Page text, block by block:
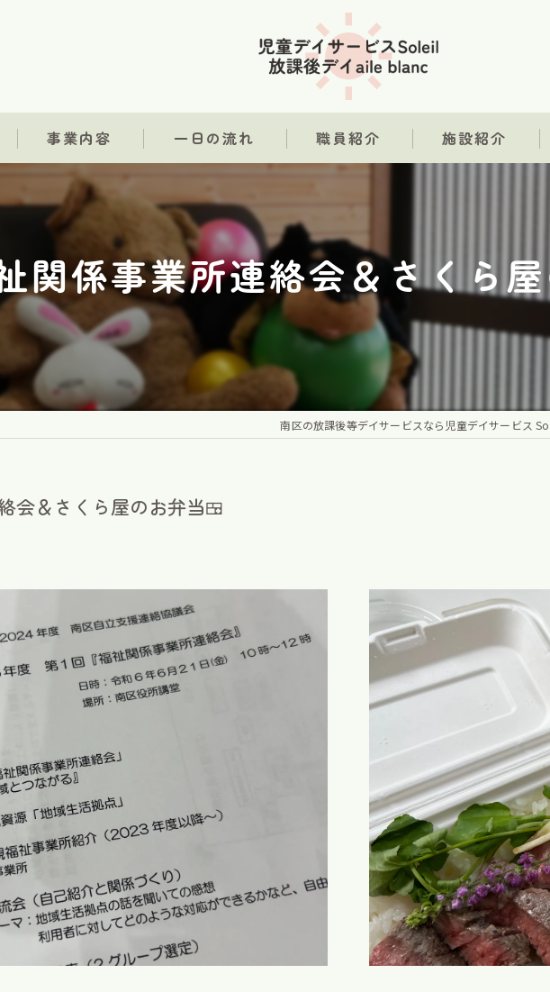
事業内容 一日の流れ 職員紹介 施設紹介
関係事業所連絡会＆さくら
南区の放課後等デイサービスなら児童デイサービス
会＆さくら屋のお弁当🍱